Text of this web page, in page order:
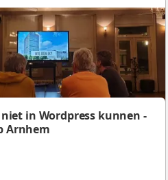
in Wordpress kunnen -
Arnhem